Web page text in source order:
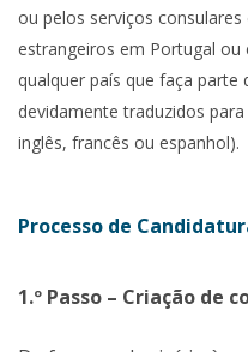
ou pelos serviços
estrangeiros em Portugal
qualquer país que faça parte
devidamente traduzidos
inglês, francês ou espanhol).
Processo de
1.º Passo – Criação de